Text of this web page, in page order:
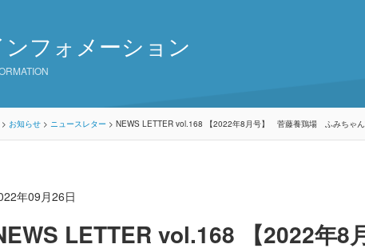
フォメーション
> お知らせ > ニュースレター > NEWS LETTER vol.168 【2022年8月号】 菅藤養鶏場 ふみちゃん
年09月26日
LETTER vol.168 【2022